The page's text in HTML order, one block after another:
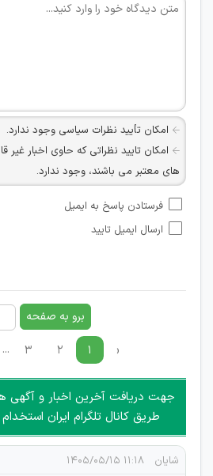
امکان تأیید نظرات سیاسی وجود ندارد.
امکان تایید نظراتی که حاوی اخبار غیر
های معتبر می باشند، وجود ندارد.
شبکه های مجازی ارتباطی می باشند وجود
امکان تأیید نظرات کاربرانی که به هر
هرگونه تحریک، تحقیر و کنایه به
غیر مجاز می باشد.
امکان هماهنگی برای هرگونه ملاقات
جمعی و چه فردی توسط کاربران سایت وجود
فرستادن پاسخ به ایمیل
ارسال ایمیل تایید
برو به صفحه
‹ ۱ ۲ ۳ ...
جهت دریافت آخرین اخبار و آگهی
طریق کانال تلگرام ایران
شایان ۱۱:۱۸ ۱۴۰۵/۰۵/۱۵